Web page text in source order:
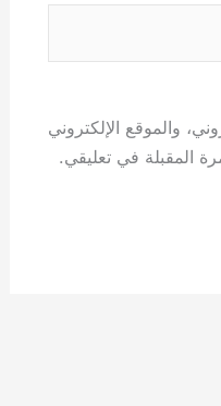
والموقع الإلكتروني
المقبلة في تعليقي.